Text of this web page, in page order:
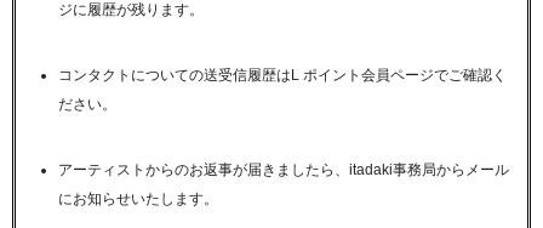
ジに履歴が残ります。
コンタクトについての送受信履歴はL ポイント会員ページでご確認く
ださい。
アーティストからのお返事が届きましたら、itadaki事務局からメール
にお知らせいたします。